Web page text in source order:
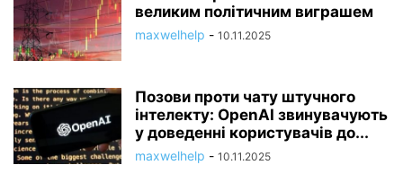
великим політичним виграшем
maxwelhelp - 10.11.2025
Позови проти чату штучного
інтелекту: OpenAI звинувачують
у доведенні користувачів до...
maxwelhelp - 10.11.2025